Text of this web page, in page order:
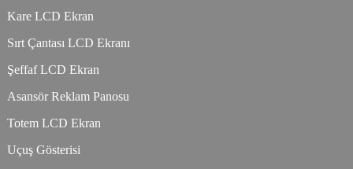
Kare LCD Ekran
Sırt Çantası LCD Ekranı
Şeffaf LCD Ekran
Asansör Reklam Panosu
Totem LCD Ekran
Uçuş Gösterisi